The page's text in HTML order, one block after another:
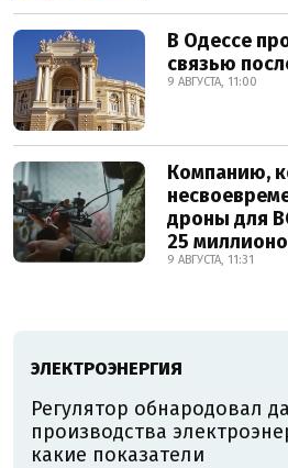
В Одессе
связью
9 АВГУСТА, 11:00
Компанию,
дроны для
25
9 АВГУСТА, 11:31
ЭЛЕКТРОЭНЕРГИЯ
Регулятор обнародовал
производства
какие показатели